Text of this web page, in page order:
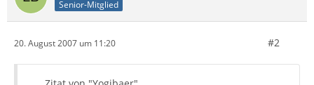
Senior-Mitglied
20. August 2007 um 11:20 #2